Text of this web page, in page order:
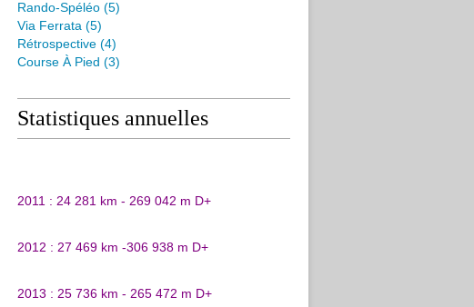
Rando-Spéléo (5)
Via Ferrata (5)
Rétrospective (4)
Course À Pied (3)
Statistiques annuelles
2011 : 24 281 km - 269 042 m D+
2012 : 27 469 km -306 938 m D+
2013 : 25 736 km - 265 472 m D+